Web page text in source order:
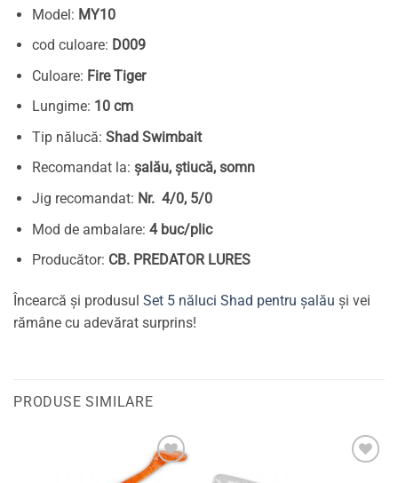
Model: MY10
cod culoare: D009
Culoare: Fire Tiger
Lungime: 10 cm
Tip nălucă: Shad Swimbait
Recomandat la: șalău, știucă, somn
Jig recomandat: Nr. 4/0, 5/0
Mod de ambalare: 4 buc/plic
Producător: CB. PREDATOR LURES
Încearcă și produsul Set 5 năluci Shad pentru șalău și vei
rămâne cu adevărat surprins!
PRODUSE SIMILARE
Adaugă